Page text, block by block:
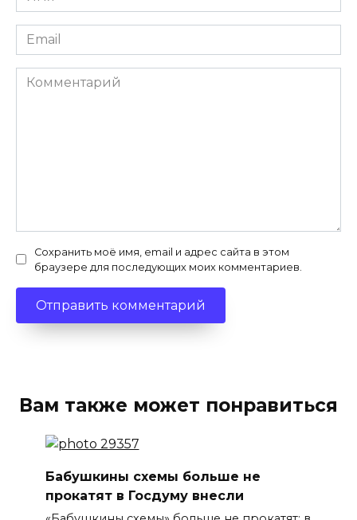
*
Email
*
Комментарий
Сохранить моё имя, email и адрес сайта в этом
браузере для последующих моих комментариев.
Вам также может понравиться
Бабушкины схемы больше не
прокатят в Госдуму внесли